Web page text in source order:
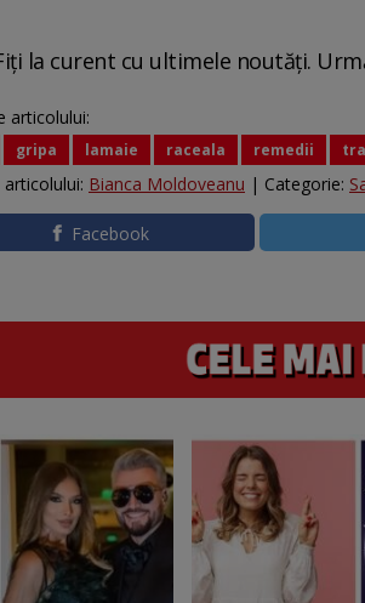
la curent cu ultimele noutăți.
articolului:
gripa lamaie raceala remedii
Bianca Moldoveanu | Categorie:
Facebook